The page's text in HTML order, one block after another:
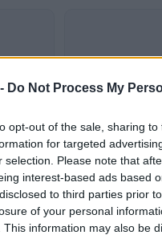
Do Not Process My
opt-out of the sale, sharing
for targeted
selection. Please note that
interest-based ads based
to third parties prior
of your personal
This information may also be
pubblici per un totale di
ENTE